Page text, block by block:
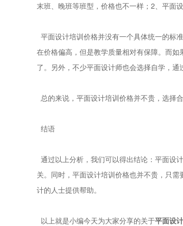
末班、晚班等班型，价格也不一样；2、平面
平面设计培训价格并没有一个具体统一的标
在价格偏高，但是教学质量相对有保障。而
了。另外，不少平面设计师也会选择自学，通
总的来说，平面设计培训价格并不贵，选择
结语
通过以上分析，我们可以得出结论：平面设
关。同时，平面设计培训价格也并不贵，只
计的人士提供帮助。
以上就是小编今天为大家分享的关于平面设